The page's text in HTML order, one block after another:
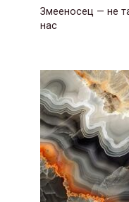
Змееносец — не
нас